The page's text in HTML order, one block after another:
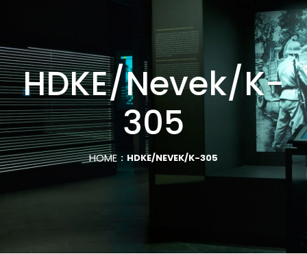
HDKE/Nevek/K-
305
HOME HDKE/NEVEK/K-305